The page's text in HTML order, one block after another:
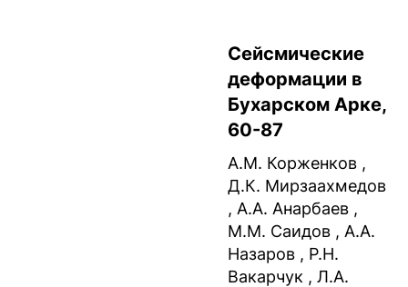
Сейсмические
деформации в
Бухарском Арке,
60-87
А.М. Корженков ,
Д.К. Мирзаахмедов
, А.А. Анарбаев ,
М.М. Саидов , А.А.
Назаров , Р.Н.
Вакарчук , Л.А.